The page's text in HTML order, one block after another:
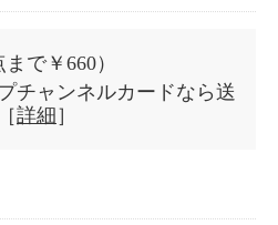
まで￥660）
チャンネルカードなら送
詳細 ］